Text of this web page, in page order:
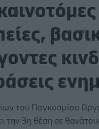
του Παγκοσμίου
την 3η θέση σε